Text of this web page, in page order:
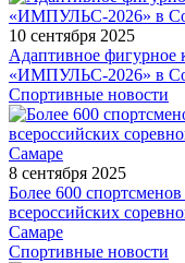
10 сентября 2025
Адаптивное фигурное
«ИМПУЛЬС-2026» в
Спортивные новости
8 сентября 2025
Более 600
всероссийских
Самаре
Спортивные новости